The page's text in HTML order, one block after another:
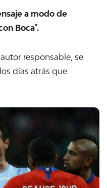
a modo de
Boca".
responsable, se
días atrás que